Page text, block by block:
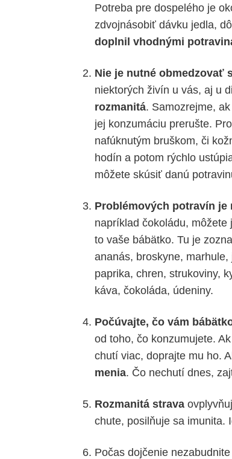
Potreba pre dospelého je
zdvojnásobiť dávku jedla,
doplnil vhodnými
Nie je nutné obmedzovať
niektorých živín u vás, aj u
rozmanitá. Samozrejme,
jej konzumáciu prerušte.
nafúknutým bruškom, či
hodín a potom rýchlo
môžete skúsiť danú
Problémových potravín je
napríklad čokoládu,
to vaše bábätko. Tu je
ananás, broskyne,
paprika, chren, strukoviny,
káva, čokoláda, údeniny.
Počúvajte, čo vám
od toho, čo konzumujete.
chutí viac, doprajte mu ho.
menia. Čo nechutí dnes,
Rozmanitá strava
chute, posilňuje sa imunita.
Počas dojčenie nezabudnite